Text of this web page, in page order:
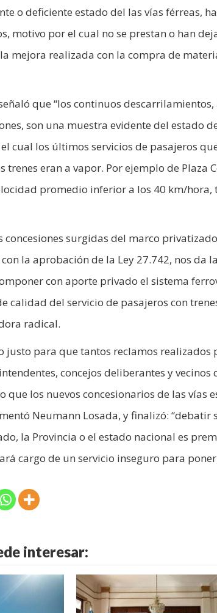
o deficiente estado del las vías férreas,
motivo por el cual no se prestan o han
mejora realizada con la compra de
que “los continuos
son una muestra evidente del estado
cual los últimos servicios de pasajeros
trenes eran a vapor. Por ejemplo de Plaza
promedio inferior a los 40 km/hora,
concesiones surgidas del marco
la aprobación de la Ley 27.742, nos da
con aporte privado el sistema
calidad del servicio de pasajeros con
radical.
justo para que tantos reclamos
concejos deliberantes y
que los nuevos concesionarios de las
Neumann Losada, y finalizó:
la Provincia o el estado nacional es
cargo de un servicio inseguro para
interesar: